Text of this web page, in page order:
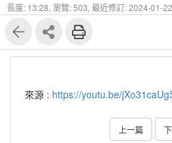
長度: 13:28, 瀏覽: 503, 最近修訂: 2024-01-22
來源 : https://youtu.be/
上一篇